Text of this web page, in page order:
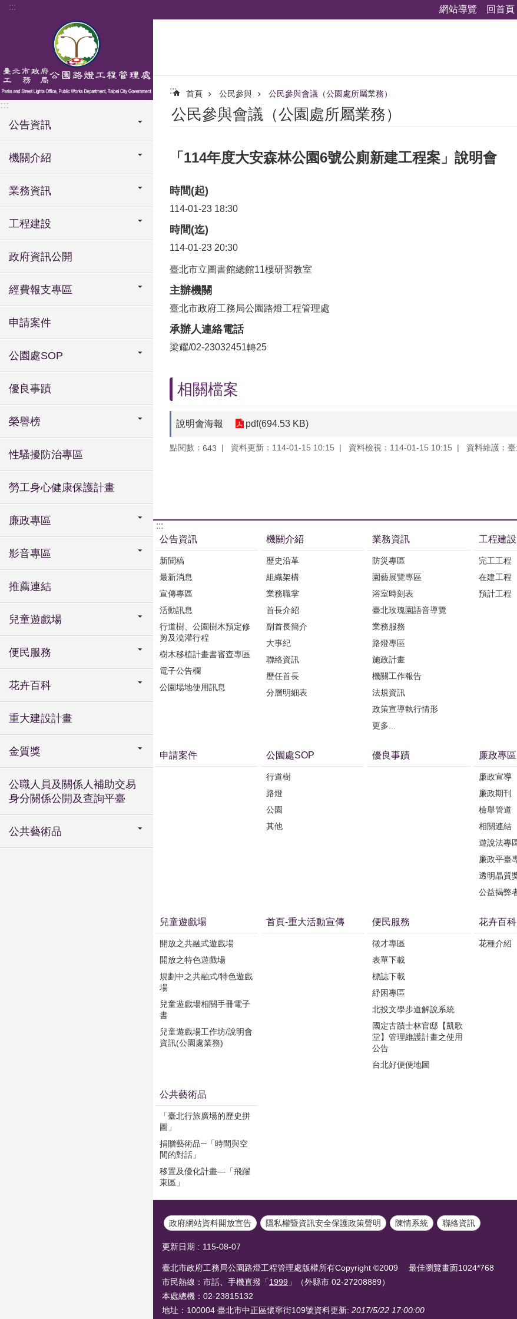
跳到主要內容區塊
::: 網站導覽 回首頁
:::
公告資訊
機關介紹
業務資訊
工程建設
政府資訊公開
經費報支專區
申請案件
公園處SOP
優良事蹟
榮譽榜
性騷擾防治專區
勞工身心健康保護計畫
廉政專區
影音專區
推薦連結
兒童遊戲場
便民服務
花卉百科
重大建設計畫
金質獎
公職人員及關係人補助交易
身分關係公開及查詢平臺
公共藝術品
::: 首頁 公民參與 公民參與會議（公園處所屬業務）
公民參與會議（公園處所屬業務）
「114年度大安森林公園6號公廁新建工程案」說明會
時間(起)
114-01-23 18:30
時間(迄)
114-01-23 20:30
臺北市立圖書館總館11樓研習教室
主辦機關
臺北市政府工務局公園路燈工程管理處
承辦人連絡電話
梁耀/02-23032451轉25
相關檔案
說明會海報 pdf(694.53 KB)
點閱數： 643 資料更新：114-01-15 10:15 資料檢視：114-01-15 10:15 資料維護：
:::
公告資訊
新聞稿
最新消息
宣傳專區
活動訊息
行道樹、公園樹木預定修
剪及澆灌行程
樹木移植計畫書審查專區
電子公告欄
公園場地使用訊息
機關介紹
歷史沿革
組織架構
業務職掌
首長介紹
副首長簡介
大事紀
聯絡資訊
歷任首長
分層明細表
業務資訊
防災專區
園藝展覽專區
浴室時刻表
臺北玫瑰園語音導覽
業務服務
路燈專區
施政計畫
機關工作報告
法規資訊
政策宣導執行情形
更多...
工程建設
完工工程
在建工程
預計工程
申請案件 公園處SOP
行道樹
路燈
公園
其他
優良事蹟 廉政專區
廉政宣導
廉政期刊
檢舉管道
相關連結
遊說法專
廉政平臺
透明晶質
公益揭弊
兒童遊戲場
開放之共融式遊戲場
開放之特色遊戲場
規劃中之共融式/特色遊戲
場
兒童遊戲場相關手冊電子
書
兒童遊戲場工作坊/說明會
資訊(公園處業務)
首頁-重大活動宣傳 便民服務
徵才專區
表單下載
標誌下載
紓困專區
北投文學步道解說系統
國定古蹟士林官邸【凱歌
堂】管理維護計畫之使用
公告
台北好便便地圖
花卉百科
花種介紹
公共藝術品
「臺北行旅廣場的歷史拼
圖」
捐贈藝術品─「時間與空
間的對話」
移置及優化計畫—「飛躍
東區」
政府網站資料開放宣告 隱私權暨資訊安全保護政策聲明 陳情系統 聯絡資訊
更新日期 115-08-07
臺北市政府工務局公園路燈工程管理處版權所有Copyright ©2009 最佳瀏覽畫面1024*768
市民熱線：市話、手機直撥「1999 」（外縣市 02-27208889）
本處總機：02-23815132
地址：100004 臺北市中正區懷寧街109號資料更新: 2017/5/22 17:00:00